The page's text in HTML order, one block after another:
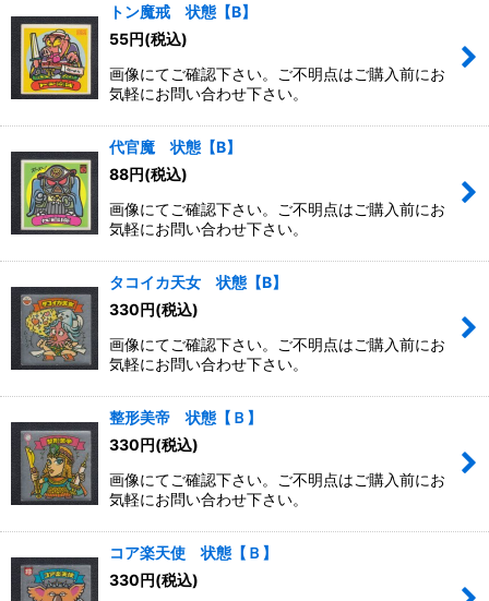
トン魔戒 状態【B】
55円(税込)
画像にてご確認下さい。ご不明点はご購入前にお
気軽にお問い合わせ下さい。
代官魔 状態【B】
88円(税込)
画像にてご確認下さい。ご不明点はご購入前にお
気軽にお問い合わせ下さい。
タコイカ天女 状態【B】
330円(税込)
画像にてご確認下さい。ご不明点はご購入前にお
気軽にお問い合わせ下さい。
整形美帝 状態【Ｂ】
330円(税込)
画像にてご確認下さい。ご不明点はご購入前にお
気軽にお問い合わせ下さい。
コア楽天使 状態【Ｂ】
330円(税込)